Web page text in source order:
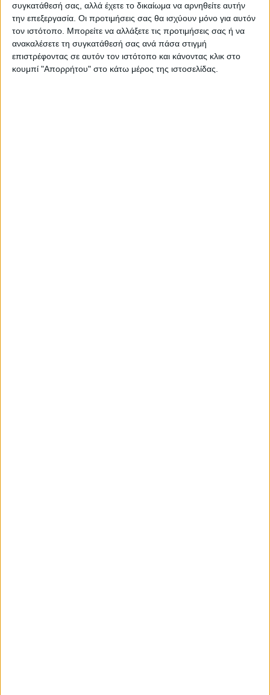
συγκατάθεσή σας, αλλά έχετε το δικαίωμα να αρνηθείτε αυτήν
την επεξεργασία. Οι προτιμήσεις σας θα ισχύουν μόνο για αυτόν
τον ιστότοπο. Μπορείτε να αλλάξετε τις προτιμήσεις σας ή να
ανακαλέσετε τη συγκατάθεσή σας ανά πάσα στιγμή
επιστρέφοντας σε αυτόν τον ιστότοπο και κάνοντας κλικ στο
κουμπί "Απορρήτου" στο κάτω μέρος της ιστοσελίδας.